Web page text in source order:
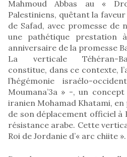
Mahmoud Abbas au «
Palestiniens, quêtant la
de Safad, avec promesse de
une pathétique prestation
anniversaire de la promesse
La verticale Téhéran-
constitue, dans ce contexte,
l’hégémonie israélo-
Moumana’3a » -, un
iranien Mohamad Khatami,
de son déplacement officiel à
résistance arabe. Cette
Roi de Jordanie d’« arc chiite ».